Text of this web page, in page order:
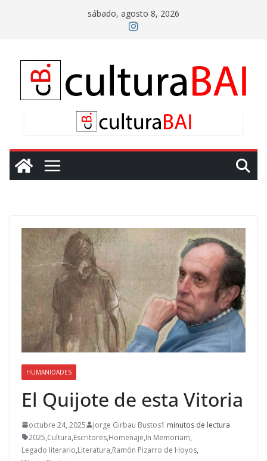
sábado, agosto 8, 2026
HUMANIDADES
El Quijote de esta Vitoria
octubre 24, 2025 Jorge Girbau Bustos1 minutos de lectura
2025,Cultura,Escritores,Homenaje,In Memoriam,
Legado literario,Literatura,Ramón Pizarro de Hoyos,